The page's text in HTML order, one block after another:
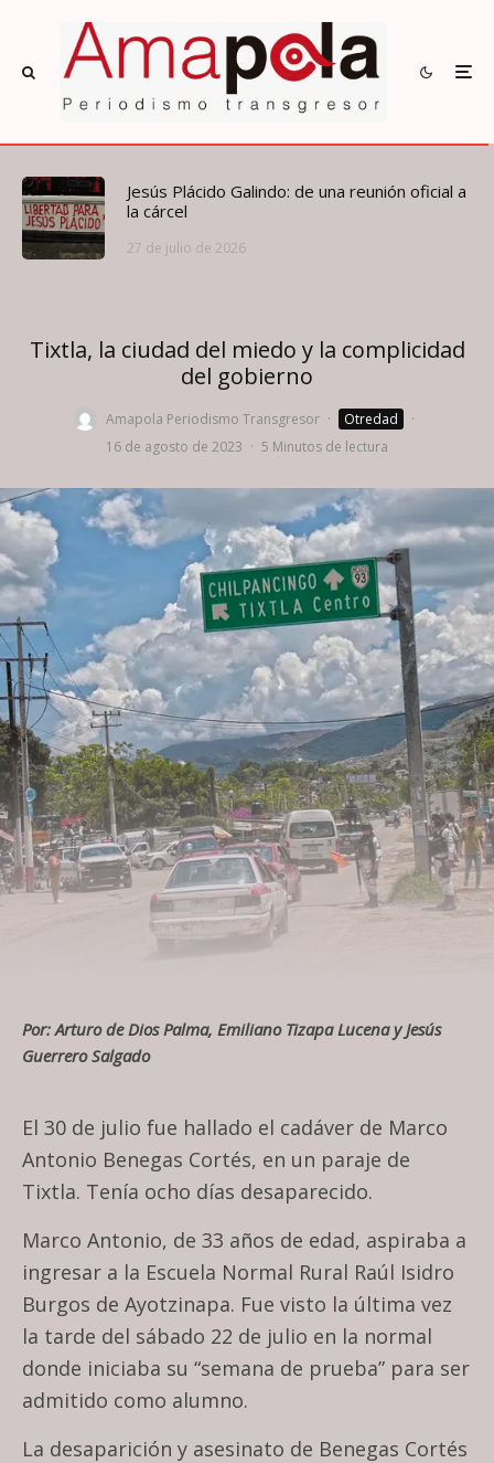
Jesús Plácido Galindo: de una reunión oficial a
la cárcel
27 de julio de 2026
Tixtla, la ciudad del miedo y la complicidad
del gobierno
Amapola Periodismo Transgresor · Otredad
·
16 de agosto de 2023 · 5 Minutos de lectura
Por: Arturo de Dios Palma, Emiliano Tizapa Lucena y Jesús
Guerrero Salgado
El 30 de julio fue hallado el cadáver de Marco
Antonio Benegas Cortés, en un paraje de
Tixtla. Tenía ocho días desaparecido.
Marco Antonio, de 33 años de edad, aspiraba a
ingresar a la Escuela Normal Rural Raúl Isidro
Burgos de Ayotzinapa. Fue visto la última vez
la tarde del sábado 22 de julio en la normal
donde iniciaba su “semana de prueba” para ser
admitido como alumno.
La desaparición y asesinato de Benegas Cortés